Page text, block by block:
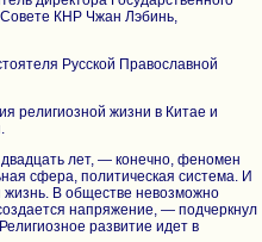
КНР Чжан Лэбинь,
Русской Православной
религиозной жизни в Китае и
лет, — конечно, феномен
сфера, политическая система. И
жизнь. В обществе невозможно
напряжение, — подчеркнул
развитие идет в